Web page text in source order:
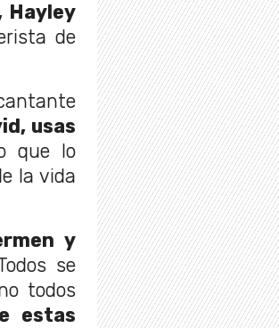
Hayley
de
usas
que lo
la vida
y
se
todos
estas